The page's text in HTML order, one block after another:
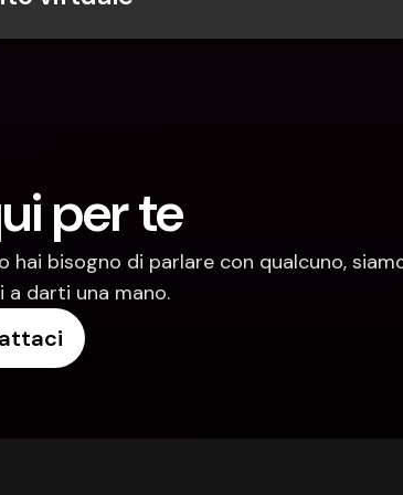
per te
bisogno di parlare con qualcuno,
a darti una mano.